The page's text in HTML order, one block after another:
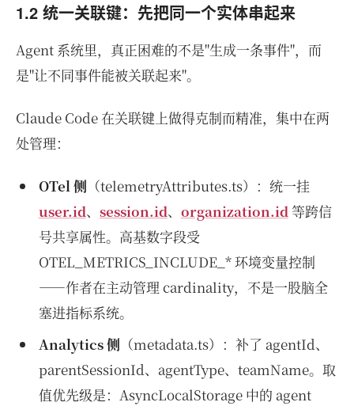
1.2 统一关联键：先把同一个实体串起来
Agent 系统里，真正困难的不是"生成一条事件"，而
是"让不同事件能被关联起来"。
Claude Code 在关联键上做得克制而精准，集中在两
处管理：
OTel 侧（telemetryAttributes.ts）：统一挂
user.id、 session.id、 organization.id等跨信
号共享属性。高基数字段受
OTEL_METRICS_INCLUDE_* 环境变量控制
——作者在主动管理 cardinality，不是一股脑全
塞进指标系统。
Analytics 侧（metadata.ts）：补了 agentId、
parentSessionId、agentType、teamName。取
值优先级是：AsyncLocalStorage 中的 agent